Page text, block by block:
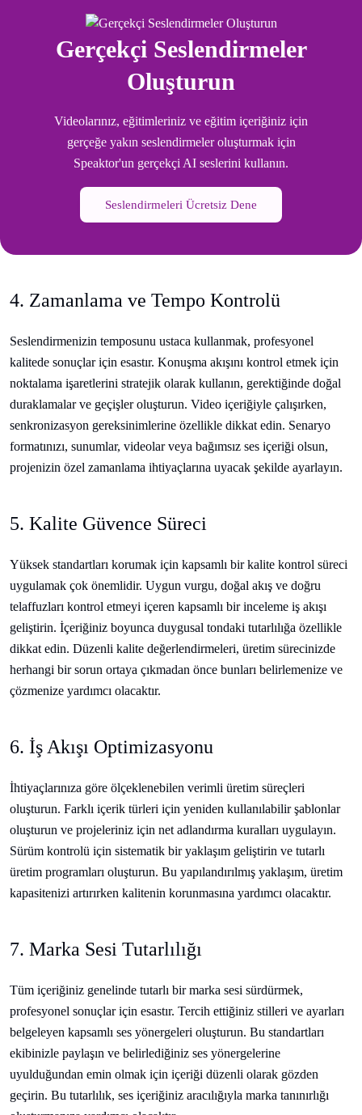
Gerçekçi Seslendirmeler
Oluşturun
Videolarınız, eğitimleriniz ve eğitim içeriğiniz için
gerçeğe yakın seslendirmeler oluşturmak için
Speaktor'un gerçekçi AI seslerini kullanın.
Seslendirmeleri Ücretsiz Dene
4. Zamanlama ve Tempo Kontrolü
Seslendirmenizin temposunu ustaca kullanmak, profesyonel
kalitede sonuçlar için esastır. Konuşma akışını kontrol etmek için
noktalama işaretlerini stratejik olarak kullanın, gerektiğinde doğal
duraklamalar ve geçişler oluşturun. Video içeriğiyle çalışırken,
senkronizasyon gereksinimlerine özellikle dikkat edin. Senaryo
formatınızı, sunumlar, videolar veya bağımsız ses içeriği olsun,
projenizin özel zamanlama ihtiyaçlarına uyacak şekilde ayarlayın.
5. Kalite Güvence Süreci
Yüksek standartları korumak için kapsamlı bir kalite kontrol süreci
uygulamak çok önemlidir. Uygun vurgu, doğal akış ve doğru
telaffuzları kontrol etmeyi içeren kapsamlı bir inceleme iş akışı
geliştirin. İçeriğiniz boyunca duygusal tondaki tutarlılığa özellikle
dikkat edin. Düzenli kalite değerlendirmeleri, üretim sürecinizde
herhangi bir sorun ortaya çıkmadan önce bunları belirlemenize ve
çözmenize yardımcı olacaktır.
6. İş Akışı Optimizasyonu
İhtiyaçlarınıza göre ölçeklenebilen verimli üretim süreçleri
oluşturun. Farklı içerik türleri için yeniden kullanılabilir şablonlar
oluşturun ve projeleriniz için net adlandırma kuralları uygulayın.
Sürüm kontrolü için sistematik bir yaklaşım geliştirin ve tutarlı
üretim programları oluşturun. Bu yapılandırılmış yaklaşım, üretim
kapasitenizi artırırken kalitenin korunmasına yardımcı olacaktır.
7. Marka Sesi Tutarlılığı
Tüm içeriğiniz genelinde tutarlı bir marka sesi sürdürmek,
profesyonel sonuçlar için esastır. Tercih ettiğiniz stilleri ve ayarları
belgeleyen kapsamlı ses yönergeleri oluşturun. Bu standartları
ekibinizle paylaşın ve belirlediğiniz ses yönergelerine
uyulduğundan emin olmak için içeriği düzenli olarak gözden
geçirin. Bu tutarlılık, ses içeriğiniz aracılığıyla marka tanınırlığı